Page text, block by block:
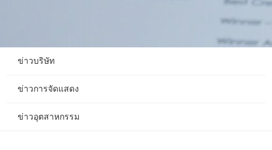
ข่าวบริษัท
ข่าวการจัดแสดง
ข่าวอุตสาหกรรม